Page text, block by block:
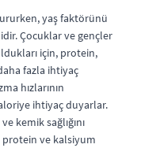
yaş faktörünü
Çocuklar ve gençler
için, protein,
fazla ihtiyaç
hızlarının
ihtiyaç duyarlar.
kemik sağlığını
ve kalsiyum